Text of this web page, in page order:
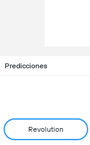
Predicciones
Revolution